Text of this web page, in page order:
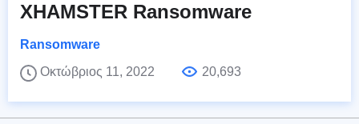
XHAMSTER Ransomware
Ransomware
Οκτώβριος 11, 2022
20,693